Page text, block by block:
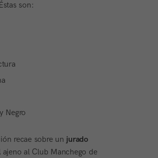
son:
Negro
recae sobre un jurado
ajeno al Club Manchego de